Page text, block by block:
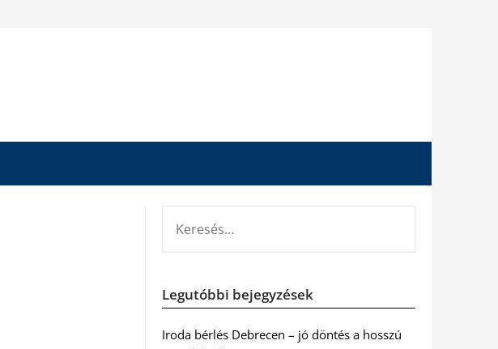
Legutóbbi bejegyzések
Iroda bérlés Debrecen – jó döntés a hosszú